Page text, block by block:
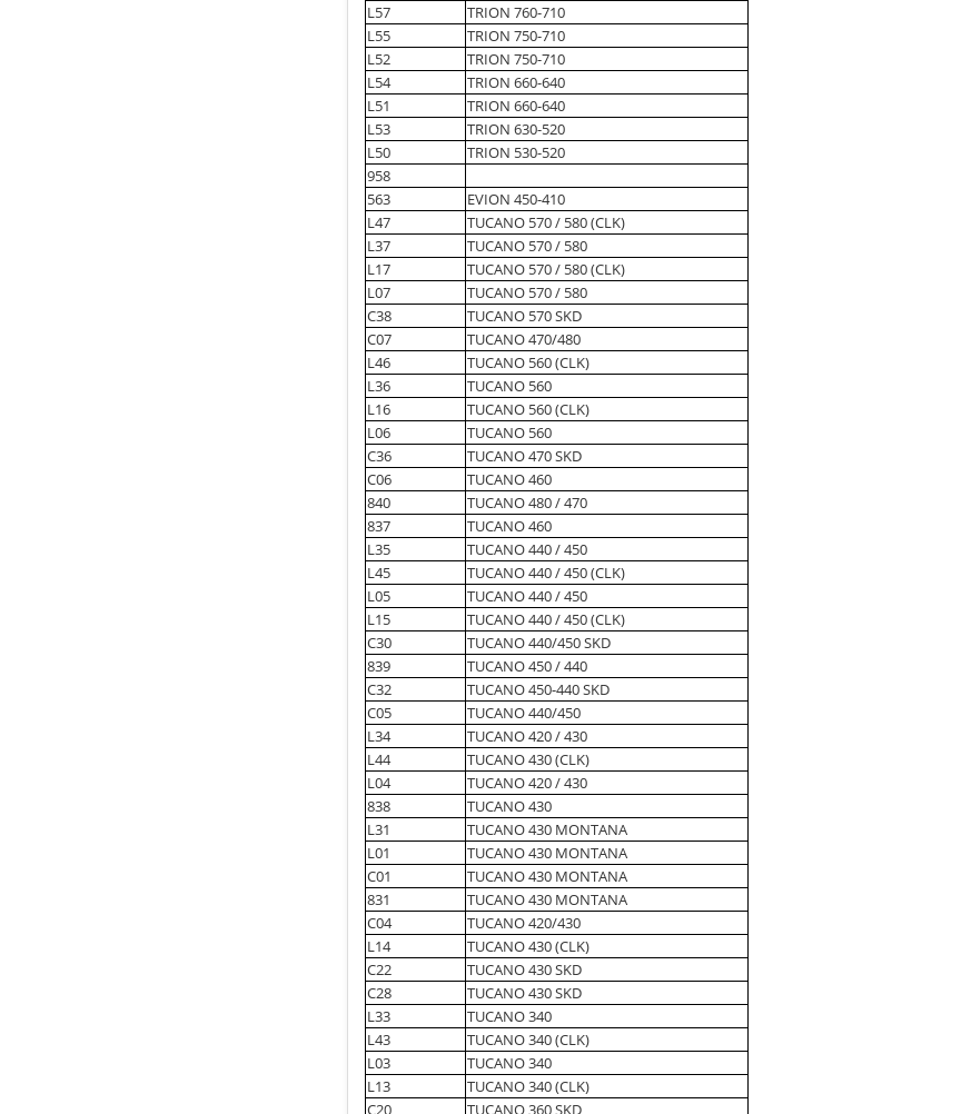
L57
TRION 760-710
L55
TRION 750-710
L52
TRION 750-710
L54
TRION 660-640
L51
TRION 660-640
L53
TRION 630-520
L50
TRION 530-520
958
563
EVION 450-410
L47
TUCANO 570 / 580 (CLK)
L37
TUCANO 570 / 580
L17
TUCANO 570 / 580 (CLK)
L07
TUCANO 570 / 580
C38
TUCANO 570 SKD
C07
TUCANO 470/480
L46
TUCANO 560 (CLK)
L36
TUCANO 560
L16
TUCANO 560 (CLK)
L06
TUCANO 560
C36
TUCANO 470 SKD
C06
TUCANO 460
840
TUCANO 480 / 470
837
TUCANO 460
L35
TUCANO 440 / 450
L45
TUCANO 440 / 450 (CLK)
L05
TUCANO 440 / 450
L15
TUCANO 440 / 450 (CLK)
C30
TUCANO 440/450 SKD
839
TUCANO 450 / 440
C32
TUCANO 450-440 SKD
C05
TUCANO 440/450
L34
TUCANO 420 / 430
L44
TUCANO 430 (CLK)
L04
TUCANO 420 / 430
838
TUCANO 430
L31
TUCANO 430 MONTANA
L01
TUCANO 430 MONTANA
C01
TUCANO 430 MONTANA
831
TUCANO 430 MONTANA
C04
TUCANO 420/430
L14
TUCANO 430 (CLK)
C22
TUCANO 430 SKD
C28
TUCANO 430 SKD
L33
TUCANO 340
L43
TUCANO 340 (CLK)
L03
TUCANO 340
L13
TUCANO 340 (CLK)
C20
TUCANO 360 SKD